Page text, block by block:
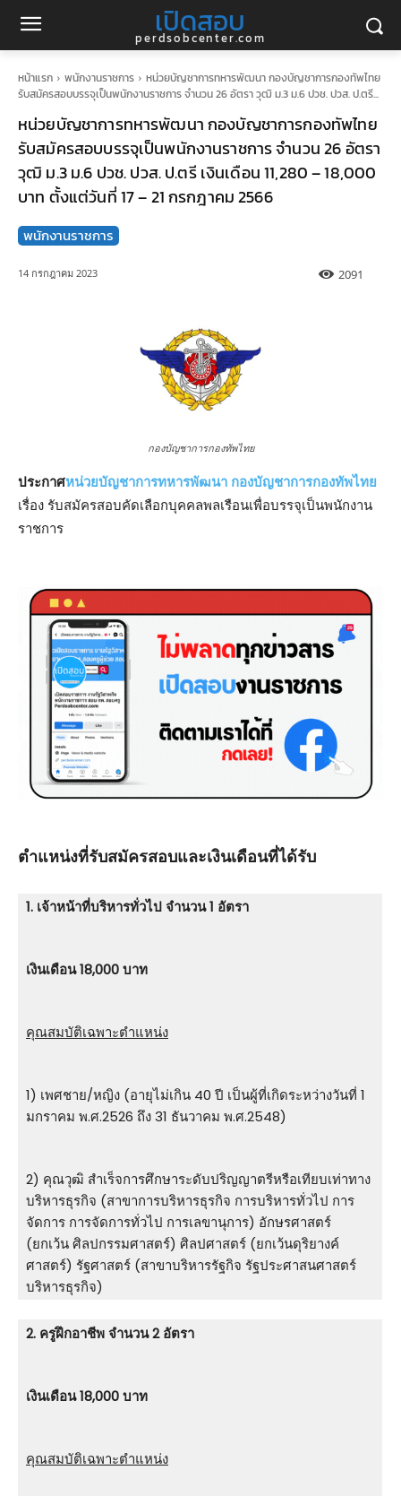
เปิดสอบ
perdsobcenter.com
หน้าแรก พนักงานราชการ
หน่วยบัญชาการทหารพัฒนา กองบัญชาการกองทัพไทย
รับสมัครสอบบรรจุเป็นพนักงานราชการ จำนวน 26 อัตรา วุฒิ ม.3 ม.6 ปวช. ปวส. ป.ตรี...
หน่วยบัญชาการทหารพัฒนา กองบัญชาการกองทัพไทย
รับสมัครสอบบรรจุเป็นพนักงานราชการ จำนวน 26 อัตรา
วุฒิ ม.3 ม.6 ปวช. ปวส. ป.ตรี เงินเดือน 11,280 – 18,000
บาท ตั้งแต่วันที่ 17 – 21 กรกฎาคม 2566
พนักงานราชการ
14 กรกฎาคม 2023 2091
กองบัญชาการกองทัพไทย
ประกาศหน่วยบัญชาการทหารพัฒนา กองบัญชาการกองทัพไทย
เรื่อง รับสมัครสอบคัดเลือกบุคคลพลเรือนเพื่อบรรจุเป็นพนักงาน
ราชการ
ตําแหน่งที่รับสมัครสอบและเงินเดือนที่ได้รับ
1. เจ้าหน้าที่บริหารทั่วไป จำนวน 1 อัตรา
เงินเดือน 18,000 บาท
คุณสมบัติเฉพาะตำแหน่ง
1) เพศชาย/หญิง (อายุไม่เกิน 40 ปี เป็นผู้ที่เกิดระหว่างวันที่ 1
มกราคม พ.ศ.2526 ถึง 31 ธันวาคม พ.ศ.2548)
2) คุณวุฒิ สําเร็จการศึกษาระดับปริญญาตรีหรือเทียบเท่าทาง
บริหารธุรกิจ (สาขาการบริหารธุรกิจ การบริหารทั่วไป การ
จัดการ การจัดการทั่วไป การเลขานุการ) อักษรศาสตร์
(ยกเว้น ศิลปกรรมศาสตร์) ศิลปศาสตร์ (ยกเว้นดุริยางค์
ศาสตร์) รัฐศาสตร์ (สาขาบริหารรัฐกิจ รัฐประศาสนศาสตร์
บริหารธุรกิจ)
2. ครูฝึกอาชีพ จำนวน 2 อัตรา
เงินเดือน 18,000 บาท
คุณสมบัติเฉพาะตำแหน่ง